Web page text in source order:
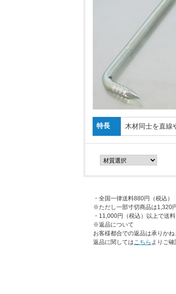
特長 木材同士を直線
・全国一律送料880円（税込）
※ただし一部寸切商品は1,320
・11,000円（税込）以上で送料
※返品について
お客様都合での返品は承りかね
返品に関してはこちら よりご確